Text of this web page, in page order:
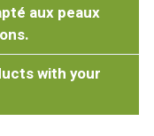
aux peaux
with your